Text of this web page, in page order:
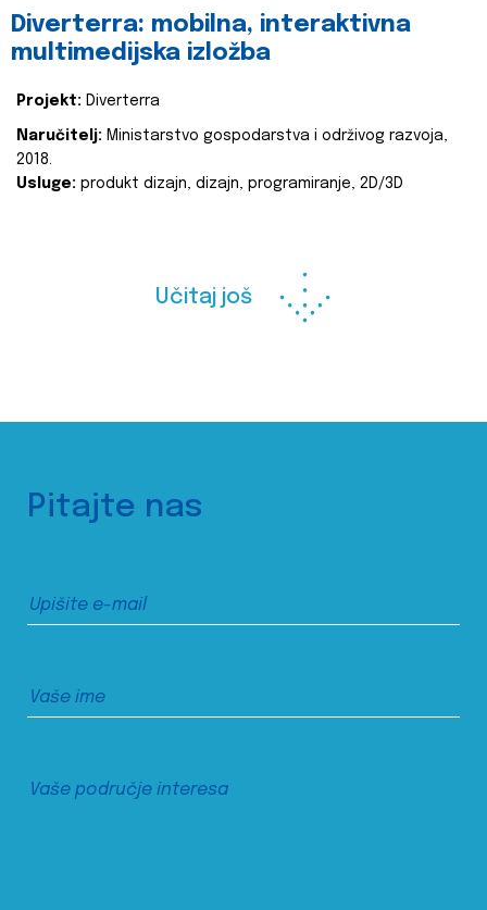
Diverterra: mobilna, interaktivna
multimedijska izložba
Projekt: Diverterra
Naručitelj: Ministarstvo gospodarstva i održivog razvoja,
2018.
Usluge: produkt dizajn, dizajn, programiranje, 2D/3D
Učitaj još
Pitajte nas